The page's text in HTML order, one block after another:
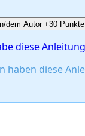
dem Autor +30
diese
haben diese